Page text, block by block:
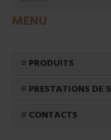
MENU
≡ PRODUITS
≡ PRESTATIONS DE
≡ CONTACTS